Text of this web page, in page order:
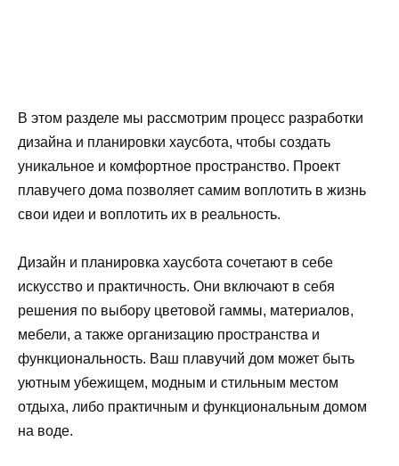
В этом разделе мы рассмотрим процесс разработки
дизайна и планировки хаусбота, чтобы создать
уникальное и комфортное пространство. Проект
плавучего дома позволяет самим воплотить в жизнь
свои идеи и воплотить их в реальность.
Дизайн и планировка хаусбота сочетают в себе
искусство и практичность. Они включают в себя
решения по выбору цветовой гаммы, материалов,
мебели, а также организацию пространства и
функциональность. Ваш плавучий дом может быть
уютным убежищем, модным и стильным местом
отдыха, либо практичным и функциональным домом
на воде.